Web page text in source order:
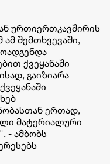
ურთიერთკავშირის
შემთხვევაში,
ქვეყანაში
გაიზიარა
ერთად,
მატერიალური
- ამბობს